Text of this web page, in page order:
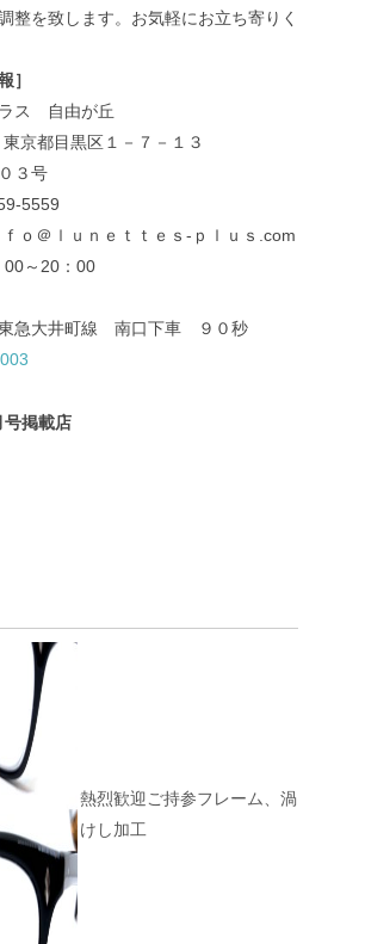
整を致します。お気軽にお立ち寄りく
］
ス 自由が丘
京都目黒区１－７－１３
３号
5559
ｏ＠ｌｕｎｅｔｔｅｓ-ｐｌｕｓ.com
00～20：00
急大井町線 南口下車 ９０秒
掲載店
熱烈歓迎ご持参フレーム、渦
けし加工